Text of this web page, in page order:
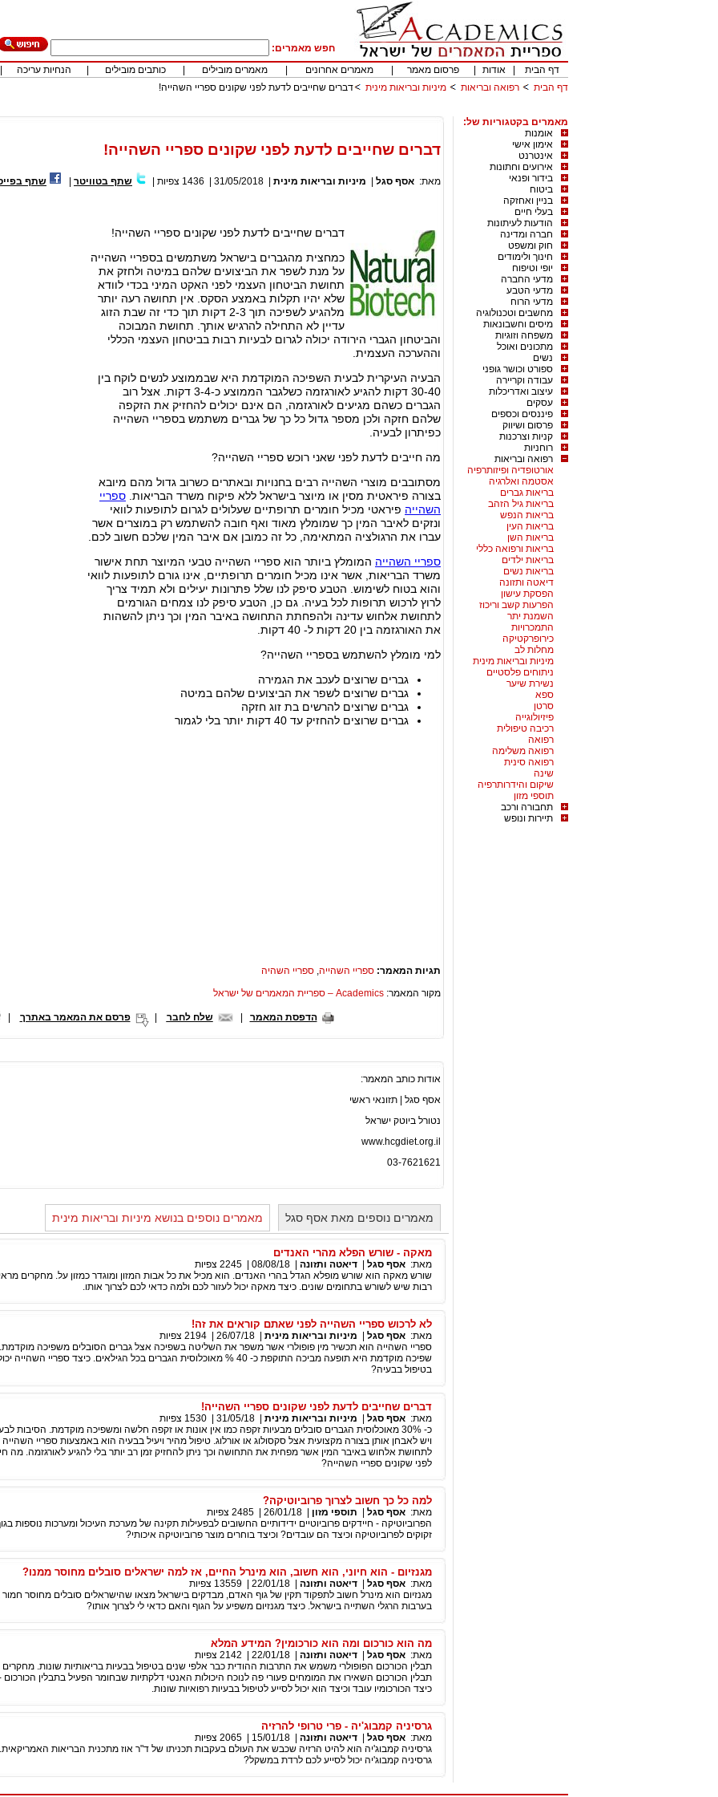
חפש מאמרים:
דף הבית
אודות פרסום מאמר מאמרים אחרונים מאמרים מובילים כותבים מובילים הנחיות עריכה
דף הבית
רפואה ובריאות מיניות ובריאות מינית דברים שחייבים לדעת לפני שקונים ספריי השהייה!
מאמרים בקטגוריות של:
אומנות
אימון אישי
אינטרנט
אירועים וחתונות
בידור ופנאי
ביטוח
בניין ואחזקה
בעלי חיים
הודעות לעיתונות
חברה ומדינה
חוק ומשפט
חינוך ולימודים
יופי וטיפוח
מדעי החברה
מדעי הטבע
מדעי הרוח
מחשבים וטכנולוגיה
מיסים וחשבונאות
משפחה וזוגיות
מתכונים ואוכל
נשים
ספורט וכושר גופני
עבודה וקריירה
עיצוב ואדריכלות
עסקים
פיננסים וכספים
פרסום ושיווק
קניות וצרכנות
רוחניות
רפואה ובריאות
אורטופדיה ופיזותרפיה
אסטמה ואלרגיה
בריאות גברים
בריאות גיל הזהב
בריאות הנפש
בריאות העין
בריאות השן
בריאות ורפואה כללי
בריאות ילדים
בריאות נשים
דיאטה ותזונה
הפסקת עישון
הפרעות קשב וריכוז
השמנת יתר
התמכרויות
כירופרקטיקה
מחלות לב
מיניות ובריאות מינית
ניתוחים פלסטיים
נשירת שיער
ספא
סרטן
פיזיולוגייה
רכיבה טיפולית
רפואה
רפואה משלימה
רפואה סינית
שינה
שיקום והידרותרפיה
תוספי מזון
תחבורה ורכב
תיירות ונופש
דברים שחייבים לדעת לפני שקונים ספריי השהייה!
מאת: אסף סגל מיניות ובריאות מינית 31/05/2018
1436 צפיות שתף בטוויטר שתף
דברים שחייבים לדעת לפני שקונים ספריי השהייה!
כמחצית מהגברים בישראל משתמשים בספריי השהייה
על מנת לשפר את הביצועים שלהם במיטה ולחזק את
תחושת הביטחון העצמי לפני האקט המיני בכדי לוודא
שלא יהיו תקלות באמצע הסקס. אין תחושה רעה יותר
מלהגיע לשפיכה תוך 2-3 דקות תוך כדי זה שבת הזוג
עדיין לא התחילה להרגיש אותך. תחושת המבוכה
והביטחון הגברי הירודה יכולה לגרום לבעיות רבות בביטחון העצמי הכללי
וההערכה העצמית.
הבעיה העיקרית לבעית השפיכה המוקדמת היא שבממוצע לנשים לוקח בין
30-40 דקות להגיע לאורגזמה כשלגבר הממוצע כ-3-4 דקות. אצל רוב
הגברים כשהם מגיעים לאורגזמה, הם אינם יכולים להחזיק את הזקפה
שלהם חזקה ולכן מספר גדול כל כך של גברים משתמש בספריי השהייה
כפיתרון לבעיה.
מה חייבים לדעת לפני שאני רוכש ספריי השהייה?
מסתובבים מוצרי השהייה רבים בחנויות ובאתרים כשרוב גדול מהם מיובא
בצורה פיראטית מסין או מיוצר בישראל ללא פיקוח משרד הבריאות. ספריי
השהייה פיראטי מכיל חומרים תרופתיים שעלולים לגרום לתופעות לוואי
ונזקים לאיבר המין כך שמומלץ מאוד ואף חובה להשתמש רק במוצרים אשר
עברו את הרגולציה המתאימה, כל זה כמובן אם איבר המין שלכם חשוב לכם.
ספריי השהייה המומלץ ביותר הוא ספריי השהייה טבעי המיוצר תחת אישור
משרד הבריאות, אשר אינו מכיל חומרים תרופתיים, אינו גורם לתופעות לוואי
והוא בטוח לשימוש. הטבע סיפק לנו שלל פתרונות יעילים ולא תמיד צריך
לרוץ לרכוש תרופות לכל בעיה. גם כן, הטבע סיפק לנו צמחים הגורמים
לתחושת אלחוש עדינה ולהפחתת התחושה באיבר המין וכך ניתן להשהות
את האורגזמה בין 20 דקות ל- 40 דקות.
למי מומלץ להשתמש בספריי השהייה?
גברים שרוצים לעכב את הגמירה
גברים שרוצים לשפר את הביצועים שלהם במיטה
גברים שרוצים להרשים בת זוג חזקה
גברים שרוצים להחזיק עד 40 דקות יותר בלי לגמור
תגיות המאמר: ספריי השהייה, ספריי השהיה
מקור המאמר: Academics – ספריית המאמרים של ישראל
הדפסת המאמר שלח לחבר פרסם את המאמר באתרך |
אודות כותב המאמר:
אסף סגל | תזונאי ראשי
נטורל ביוטק ישראל
www.hcgdiet.org.il
03-7621621
מאמרים נוספים מאת אסף סגל מאמרים נוספים בנושא מיניות ובריאות מינית
מאקה - שורש הפלא מהרי האנדים
מאת: אסף סגל דיאטה ותזונה 08/08/18
2245 צפיות
שורש מאקה הוא שורש מופלא הגדל בהרי האנדים. הוא מכיל את כל אבות המזון ומוגדר כמזון על. מחקרים
רבות שיש לשורש בתחומים שונים. כיצד מאקה יכול לעזור לכם ולמה כדאי לכם לצרוך אותו.
לא לרכוש ספריי השהייה לפני שאתם קוראים את זה!
מאת: אסף סגל מיניות ובריאות מינית 26/07/18
2194 צפיות
ספריי השהייה הוא תכשיר מין פופולרי אשר משפר את השליטה בשפיכה אצל גברים הסובלים משפיכה
שפיכה מוקדמת היא תופעה מביכה התוקפת כ- 40 % מאוכלוסית הגברים בכל הגילאים. כיצד ספריי
בטיפול בבעיה?
דברים שחייבים לדעת לפני שקונים ספריי השהייה!
מאת: אסף סגל מיניות ובריאות מינית 31/05/18
1530 צפיות
כ- 30% מאוכלוסית הגברים סובלים מבעיות זקפה כמו אין אונות או זקפה חלשה ומשפיכה מוקדמת. הסיבות
ויש לאבחן אותן בצורה מקצועית אצל סקסולוג או אורלוג. טיפול מהיר ויעיל בבעיה הוא באמצעות ספריי
לתחושת אלחוש באיבר המין אשר מפחית את התחושה וכך ניתן להחזיק זמן רב יותר בלי להגיע לאורגזמה. מה
לפני שקונים ספריי השהייה?
למה כל כך חשוב לצרוך פרוביוטיקה?
מאת: אסף סגל תוספי מזון 26/01/18
2485 צפיות
הפרוביוטיקה - חיידקים פרוביוטיים ידידותיים החשובים לבפעילות תקינה של מערכת העיכול ומערכות נוספות
זקוקים לפרוביוטיקה וכיצד הם עובדים? וכיצד בוחרים מוצר פרוביוטיקה איכותי?
מגנזיום - הוא חיוני, הוא חשוב, הוא מינרל החיים, אז למה ישראלים סובלים מחוסר ממנו?
מאת: אסף סגל דיאטה ותזונה 22/01/18
13559 צפיות
מגנזיום הוא מינרל חשוב לתפקוד תקין של גוף האדם, מבדקים בישראל מצאו שהישראלים סובלים מחוסר חמור
בערבות הרגלי השתייה בישראל. כיצד מגנזיום משפיע על הגוף והאם כדאי לי לצרוך אותו?
מה הוא כורכום ומה הוא כורכומין? המידע המלא
מאת: אסף סגל דיאטה ותזונה 22/01/18
2142 צפיות
תבלין הכורכום הפופולרי משמש את התרבות ההודית כבר אלפי שנים בטיפול בבעיות בריאותיות שונות. מחקרים
תבלין הכורכום השאירו את המומחים פעורי פה לנוכח היכולות האנטי דלקתיות שבחומר הפעיל בתבלין הכורכום -
כיצד הכורכומיו עובד וכיצד הוא יכול לסייע לטיפול בבעיות רפואיות שונות.
גרסיניה קמבוג'יה - פרי טרופי להרזיה
מאת: אסף סגל דיאטה ותזונה 15/01/18
2065 צפיות
גרסיניה קמבוג'יה הוא להיט הרזיה שכבש את העולם בעקבות תכניתו של ד"ר אוז מתכנית הבריאות
גרסיניה קמבוג'יה יכול לסייע לכם לרדת במשקל?